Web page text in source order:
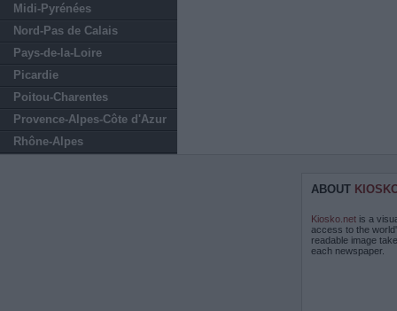
Midi-Pyrénées
Nord-Pas de Calais
Pays-de-la-Loire
Picardie
Poitou-Charentes
Provence-Alpes-Côte d'Azur
Rhône-Alpes
ABOUT
Kiosko.net is a
access to the
readable image
each newspaper.